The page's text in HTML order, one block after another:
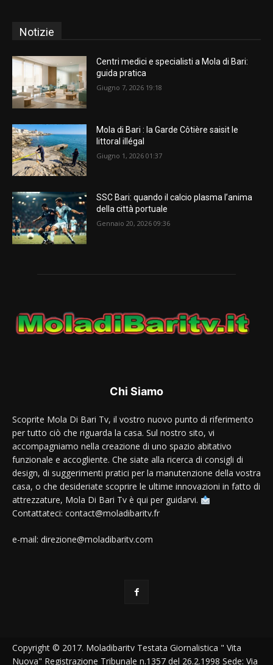
Notizie
Centri medici e specialisti a Mola di Bari:
guida pratica
Giugno 7, 2026 19:18
Mola di Bari : la Garde Côtière saisit le
littoral illégal
Giugno 1, 2026 01:37
SSC Bari: quando il calcio plasma l’anima
della città portuale
Gennaio 20, 2026 09:36
Chi Siamo
Scoprite Mola Di Bari Tv, il vostro nuovo punto di riferimento
per tutto ciò che riguarda la casa. Sul nostro sito, vi
accompagniamo nella creazione di uno spazio abitativo
funzionale e accogliente. Che siate alla ricerca di consigli di
design, di suggerimenti pratici per la manutenzione della vostra
casa, o che desideriate scoprire le ultime innovazioni in fatto di
attrezzature, Mola Di Bari Tv è qui per guidarvi.
Contattateci: contact@moladibaritv.fr
e-mail: direzione@moladibaritv.com
Copyright © 2017. Moladibaritv Testata Giornalistica " Vita
Nuova" Registrazione Tribunale n.1357 del 26.2.1998 Sede: Via